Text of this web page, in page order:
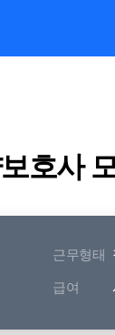
호사
근무형태
급여